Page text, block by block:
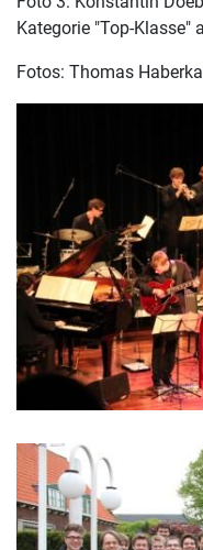
Kategorie "Top-Klasse"
Fotos: Thomas